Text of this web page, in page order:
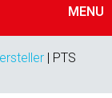
MENU
| PTS